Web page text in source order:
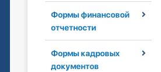
Формы финансовой
отчетности
Формы кадровых
документов